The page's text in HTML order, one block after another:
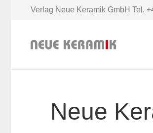
Verlag Neue Keramik GmbH Tel.
Neue